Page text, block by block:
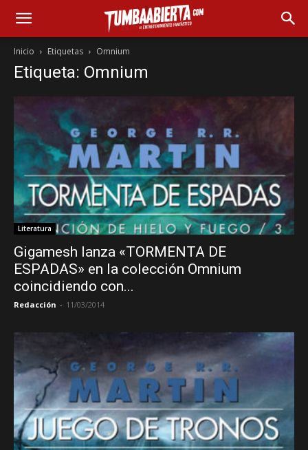
Inicio Etiquetas Omnium
Etiqueta: Omnium
Literatura
Gigamesh lanza «TORMENTA DE
ESPADAS» en la colección Omnium
coincidiendo con...
Redacción - 11/03/2014